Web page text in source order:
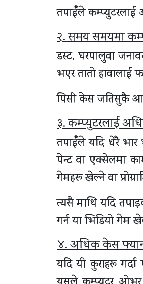
तपाईँले कम्प्युटरलाई
२. समय समयमा
डस्ट, घरपालुवा
भएर तातो
पिसी केस जतिसुकै
३. कम्प्युटरलाई
तपाईँले यदि धेरै
पेन्ट वा एक्सेलमा
गेमहरू खेल्ने वा
त्यसै माथि यदि
गर्न या भिडियो गेम
४. अधिक केस फ्यान
यदि यी कुराहरू